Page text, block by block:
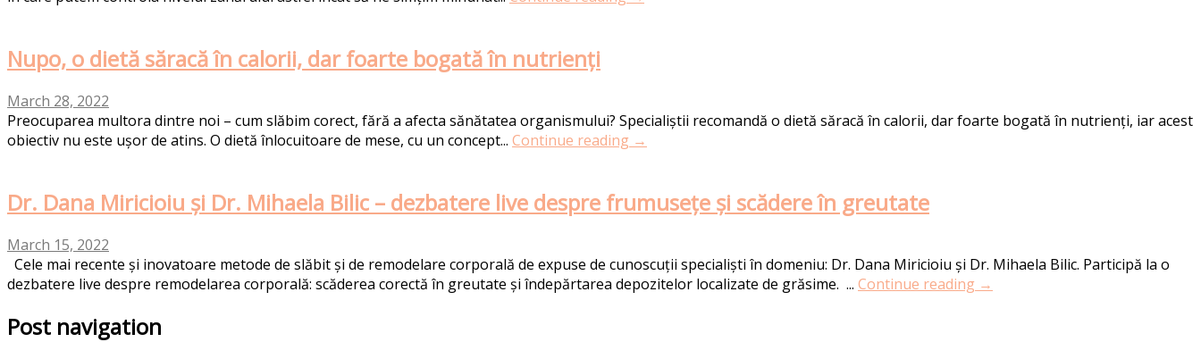
Nupo, o dietă săracă în calorii, dar foarte bogată în nutrienți
March 28, 2022
Preocuparea multora dintre noi – cum slăbim corect, fără a afecta sănătatea organismului? Specialiștii recomandă o dietă săracă în calorii, dar foarte bogată în nutrienți, iar acest
obiectiv nu este ușor de atins. O dietă înlocuitoare de mese, cu un concept... Continue reading →
Dr. Dana Miricioiu și Dr. Mihaela Bilic – dezbatere live despre frumusețe și scădere în greutate
March 15, 2022
Cele mai recente și inovatoare metode de slăbit și de remodelare corporală de expuse de cunoscuții specialiști în domeniu: Dr. Dana Miricioiu și Dr. Mihaela Bilic. Participă la o
dezbatere live despre remodelarea corporală: scăderea corectă în greutate și îndepărtarea depozitelor localizate de grăsime. ... Continue reading →
Post navigation